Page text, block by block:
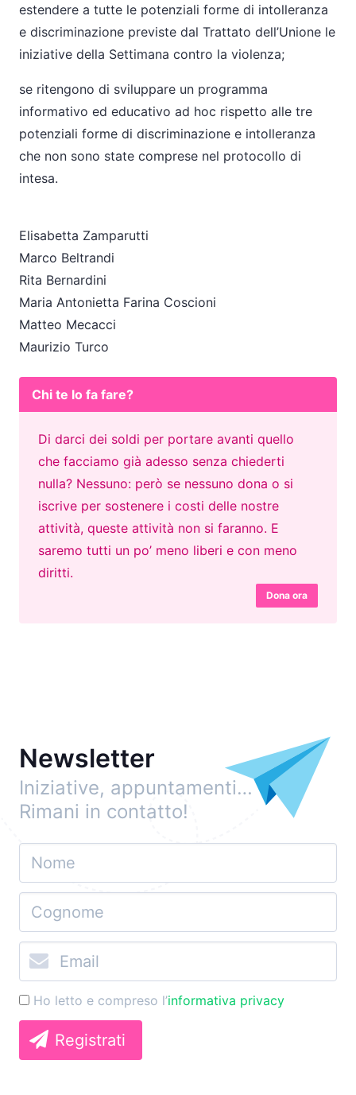
estendere a tutte le potenziali forme di intolleranza
e discriminazione previste dal Trattato dell’Unione le
iniziative della Settimana contro la violenza;
se ritengono di sviluppare un programma
informativo ed educativo ad hoc rispetto alle tre
potenziali forme di discriminazione e intolleranza
che non sono state comprese nel protocollo di
intesa.
Elisabetta Zamparutti
Marco Beltrandi
Rita Bernardini
Maria Antonietta Farina Coscioni
Matteo Mecacci
Maurizio Turco
Chi te lo fa fare?
Di darci dei soldi per portare avanti quello
che facciamo già adesso senza chiederti
nulla? Nessuno: però se nessuno dona o si
iscrive per sostenere i costi delle nostre
attività, queste attività non si faranno. E
saremo tutti un po’ meno liberi e con meno
diritti.
Dona ora
Newsletter
Iniziative, appuntamenti…
Rimani in contatto!
Ho letto e compreso l’informativa privacy
Registrati